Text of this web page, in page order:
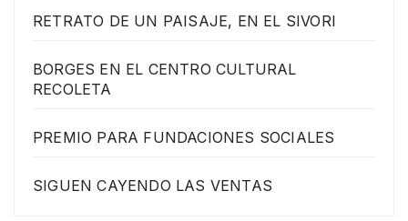
RETRATO DE UN PAISAJE, EN EL SIVORI
BORGES EN EL CENTRO CULTURAL
RECOLETA
PREMIO PARA FUNDACIONES SOCIALES
SIGUEN CAYENDO LAS VENTAS